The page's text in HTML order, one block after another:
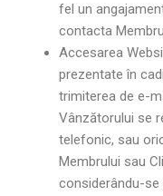
fel un
contacta
Accesarea
prezentate în
trimiterea de e-
Vânzătorului se
telefonic, sau
Membrului sau
considerându-